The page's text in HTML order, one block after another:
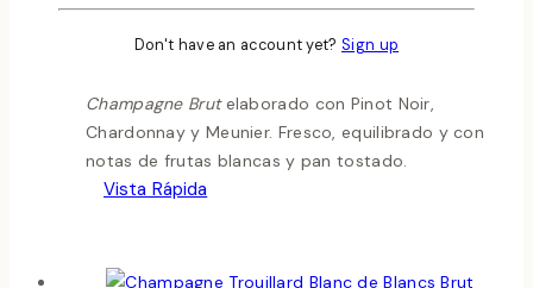
notas de frutas blancas y pan tostado.
Champagne Brutelaborado con Pinot Noir,
Chardonnay y Meunier. Fresco, equilibrado y con
notas de frutas blancas y pan tostado.
Vista Rápida
Don't have an account yet? Sign up